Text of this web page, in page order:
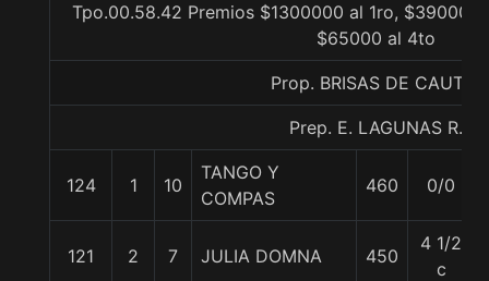
Tpo.00.58.42 Premios $1300000 al 1ro,
$65000 al 4to
Prop. BRISAS DE CAUTIN
Prep. E. LAGUNAS R.
124 1 10
TANGO Y
COMPAS
460 0/0
121 2 7 JULIA DOMNA 450
4 1/2
c